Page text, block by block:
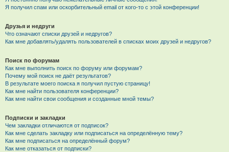
Я получил спам или оскорбительный email от кого-то с этой конференции!
Друзья и недруги
Что означают списки друзей и недругов?
Как мне добавлять/удалять пользователей в списках моих друзей и недругов?
Поиск по форумам
Как мне выполнить поиск по форуму или форумам?
Почему мой поиск не даёт результатов?
В результате моего поиска я получил пустую страницу!
Как мне найти пользователя конференции?
Как мне найти свои сообщения и созданные мной темы?
Подписки и закладки
Чем закладки отличаются от подписок?
Как мне сделать закладку или подписаться на определённую тему?
Как мне подписаться на определённый форум?
Как мне отказаться от подписки?